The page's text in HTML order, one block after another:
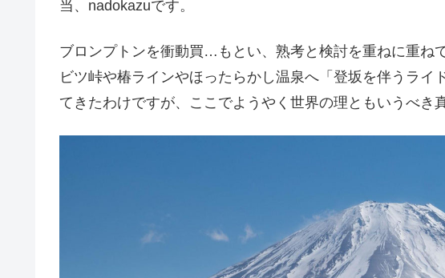
当、nadokazuです。
ブロンプトンを衝動買…もとい、熟考と検討を重ねに重ね
ビツ峠や椿ラインやほったらかし温泉へ「登坂を伴うライ
てきたわけですが、ここでようやく世界の理ともいうべき